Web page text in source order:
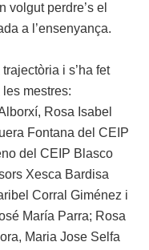
volgut perdre’s el
a l’ensenyança.
i s’ha fet
mestres:
Rosa Isabel
Fontana del CEIP
del CEIP Blasco
Xesca Bardisa
Corral Giménez i
María Parra; Rosa
Maria Jose Selfa